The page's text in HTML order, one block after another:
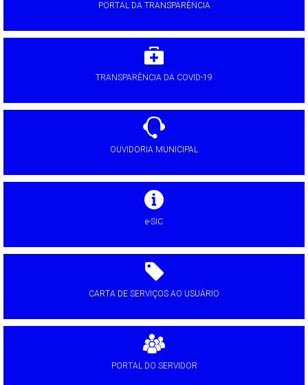
PORTAL DA TRANSPARÊNCIA
TRANSPARÊNCIA DA COVID-19
OUVIDORIA MUNICIPAL
e-SIC
CARTA DE SERVIÇOS AO USUÁRIO
PORTAL DO SERVIDOR